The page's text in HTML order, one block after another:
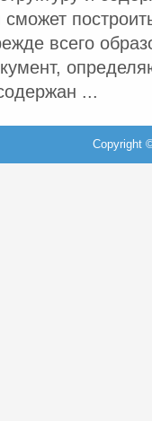
всего
...
Copyright